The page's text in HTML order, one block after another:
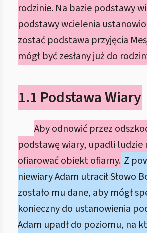
rodzinie. Na bazie podstawy
podstawy wcielenia
zostać podstawa przyjęcia
mógł być zesłany już do
1.1 Podstawa Wiary
Aby odnowić przez
podstawę wiary, upadli ludzie
ofiarować obiekt ofiarny. Z
niewiary Adam utracił Słowo
zostało mu dane, aby mógł
konieczny do ustanowienia
Adam upadł do poziomu, na